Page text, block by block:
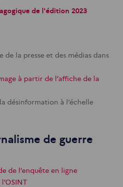
de l'édition 2023
de la presse et des médias dans
à partir de l’affiche de la
désinformation à l’échelle
de guerre
de l’enquête en ligne